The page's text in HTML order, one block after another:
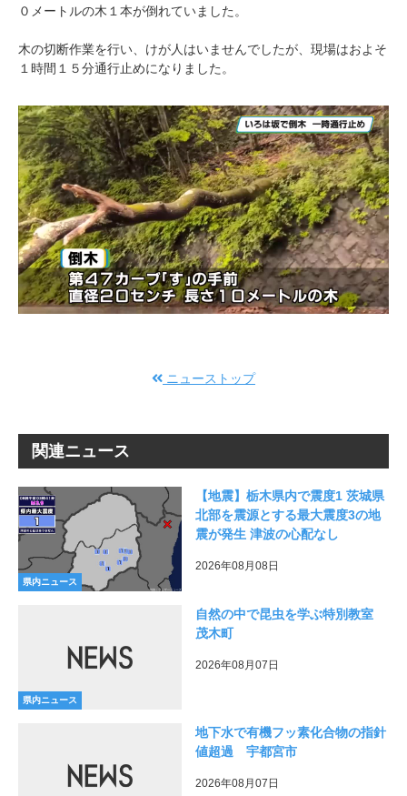
０メートルの木１本が倒れていました。
木の切断作業を行い、けが人はいませんでしたが、現場はおよそ
１時間１５分通行止めになりました。
ニューストップ
関連ニュース
県内ニュース
【地震】栃木県内で震度1 茨城県
北部を震源とする最大震度3の地
震が発生 津波の心配なし
2026年08月08日
県内ニュース
自然の中で昆虫を学ぶ特別教室
茂木町
2026年08月07日
地下水で有機フッ素化合物の指針
値超過 宇都宮市
2026年08月07日